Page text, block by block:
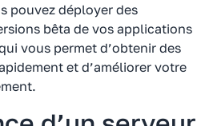
pouvez déployer des
bêta de vos applications
vous permet d’obtenir des
et d’améliorer votre